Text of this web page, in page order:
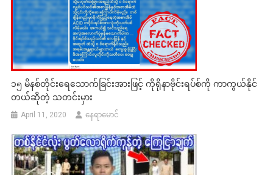
၁၅ မိနစ်တိုင်းရေသောက်ခြင်းအားဖြင့် ကိုရိုနာဗိုင်းရပ်စ်ကို ကာကွယ်နိုင်
တယ်ဆိုတဲ့ သတင်းမှား
April 11, 2020 နေရာမောင်